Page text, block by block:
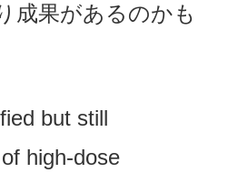
成果があるのかも
but still
high-dose